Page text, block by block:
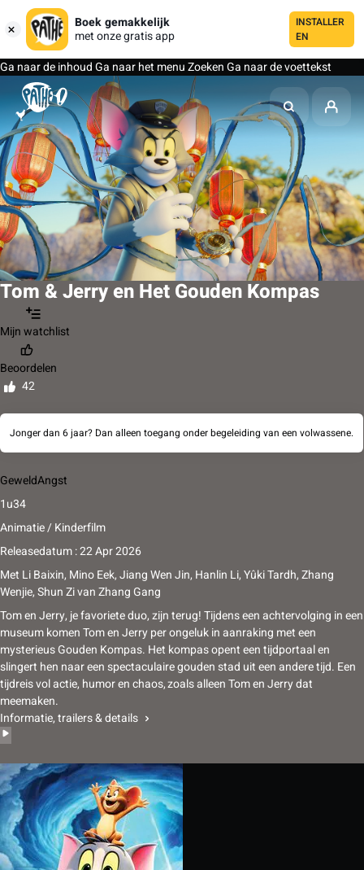
Boek gemakkelijk
met onze gratis app
INSTALLER
EN
Ga naar de inhoudGa naar het menuZoekenGa naar de voettekst
Tom & Jerry en Het Gouden Kompas
Mijn watchlist
Beoordelen
42
Jonger dan 6 jaar? Dan alleen toegang onder begeleiding van een volwassene.
GeweldAngst
1u34
Animatie / Kinderfilm
Releasedatum : 22 Apr 2026
Met Li Baixin, Mino Eek,Jiang Wen Jin, Hanlin Li,Yûki Tardh,Zhang
Wenjie,Shun ZivanZhang Gang
Tom en Jerry, je favoriete duo, zijn terug! Tijdens een achtervolging in een
museum komen Tom en Jerry per ongeluk in aanraking met een
mysterieus Gouden Kompas. Het kompas opent een tijdportaal en
slingert hen naar een spectaculaire gouden stad uit een andere tijd. Een
tijdreis vol actie, humor en chaos, zoals alleen Tom en Jerry dat
meemaken.
Informatie, trailers & details